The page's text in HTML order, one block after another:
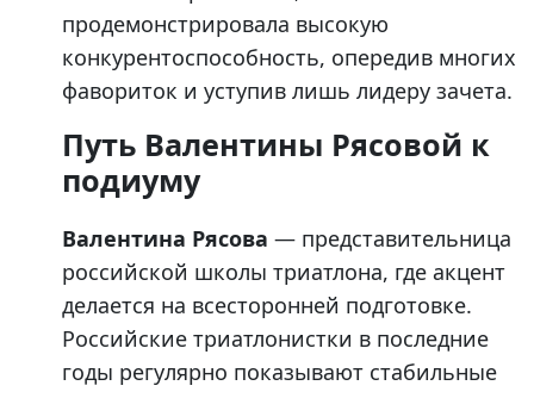
продемонстрировала высокую
конкурентоспособность, опередив многих
фавориток и уступив лишь лидеру зачета.
Путь Валентины Рясовой к
подиуму
Валентина Рясова — представительница
российской школы триатлона, где акцент
делается на всесторонней подготовке.
Российские триатлонистки в последние
годы регулярно показывают стабильные